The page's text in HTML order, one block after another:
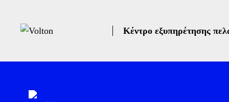
Κέντρο εξυπηρέτησης